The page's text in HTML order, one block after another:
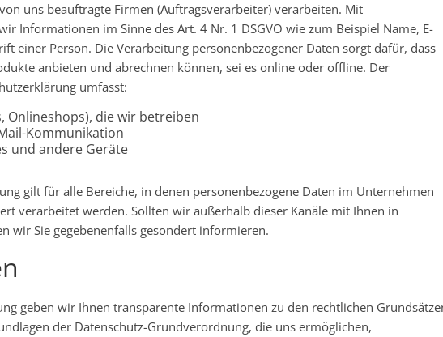
uns beauftragte Firmen (Auftragsverarbeiter) verarbeiten. Mit
Informationen im Sinne des Art. 4 Nr. 1 DSGVO wie zum Beispiel Name, E-
einer Person. Die Verarbeitung personenbezogener Daten sorgt dafür, dass
anbieten und abrechnen können, sei es online oder offline. Der
umfasst:
Onlineshops), die wir betreiben
Kommunikation
und andere Geräte
gilt für alle Bereiche, in denen personenbezogene Daten im Unternehmen
verarbeitet werden. Sollten wir außerhalb dieser Kanäle mit Ihnen in
wir Sie gegebenenfalls gesondert informieren.
geben wir Ihnen transparente Informationen zu den rechtlichen
der Datenschutz-Grundverordnung, die uns ermöglichen,